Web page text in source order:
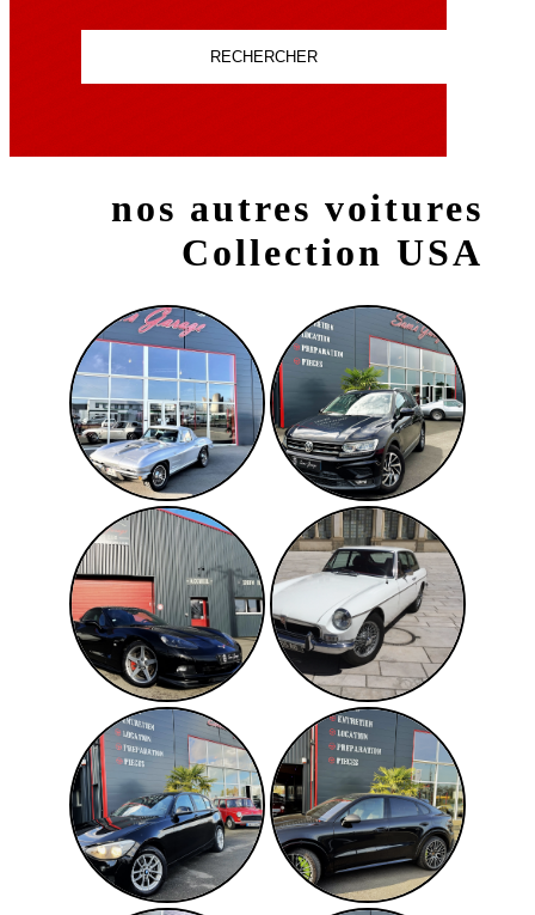
RECHERCHER
nos autres voitures
Collection USA